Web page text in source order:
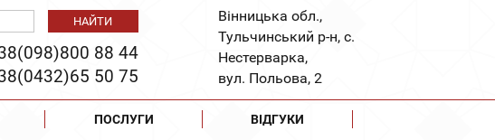
88 44
50 75
Вінницька обл.,
Тульчинський р-н, с.
Нестерварка,
вул. Польова, 2
ПОСЛУГИ ВІДГУКИ